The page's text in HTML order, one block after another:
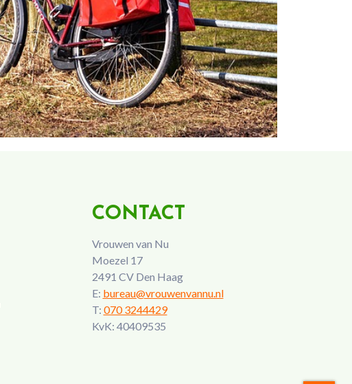
CONTACT
Vrouwen van Nu
Moezel 17
2491 CV Den Haag
E: bureau@vrouwenvannu.nl
T: 070 3244429
KvK: 40409535